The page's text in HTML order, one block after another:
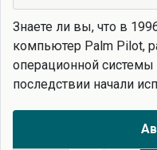
Знаете ли вы, что в
компьютер Palm Pilot,
операционной системы
последствии начали